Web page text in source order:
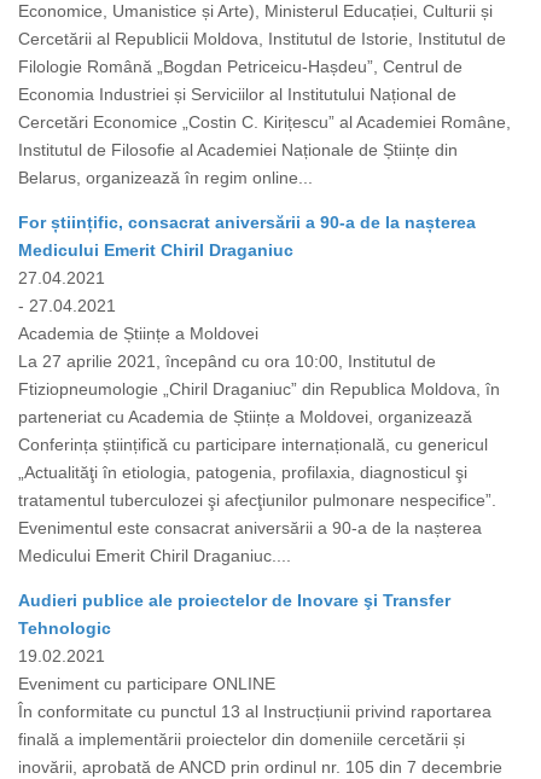
Economice, Umanistice și Arte), Ministerul Educației, Culturii și
Cercetării al Republicii Moldova, Institutul de Istorie, Institutul de
Filologie Română „Bogdan Petriceicu-Hașdeu”, Centrul de
Economia Industriei și Serviciilor al Institutului Național de
Cercetări Economice „Costin C. Kirițescu” al Academiei Române,
Institutul de Filosofie al Academiei Naționale de Științe din
Belarus, organizează în regim online...
For științific, consacrat aniversării a 90-a de la nașterea
Medicului Emerit Chiril Draganiuc
27.04.2021
- 27.04.2021
Academia de Științe a Moldovei
La 27 aprilie 2021, începând cu ora 10:00, Institutul de
Ftiziopneumologie „Chiril Draganiuc” din Republica Moldova, în
parteneriat cu Academia de Științe a Moldovei, organizează
Conferința științifică cu participare internațională, cu genericul
„Actualităţi în etiologia, patogenia, profilaxia, diagnosticul şi
tratamentul tuberculozei şi afecţiunilor pulmonare nespecifice”.
Evenimentul este consacrat aniversării a 90-a de la nașterea
Medicului Emerit Chiril Draganiuc....
Audieri publice ale proiectelor de Inovare şi Transfer
Tehnologic
19.02.2021
Eveniment cu participare ONLINE
În conformitate cu punctul 13 al Instrucțiunii privind raportarea
finală a implementării proiectelor din domeniile cercetării și
inovării, aprobată de ANCD prin ordinul nr. 105 din 7 decembrie